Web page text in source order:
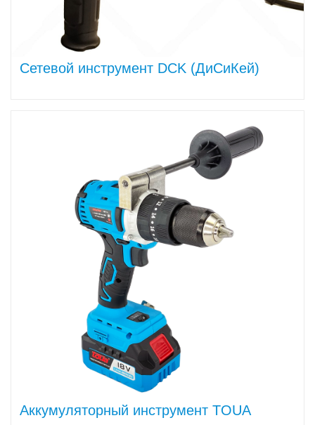
Сетевой инструмент DCK (ДиСиКей)
Аккумуляторный инструмент TOUA